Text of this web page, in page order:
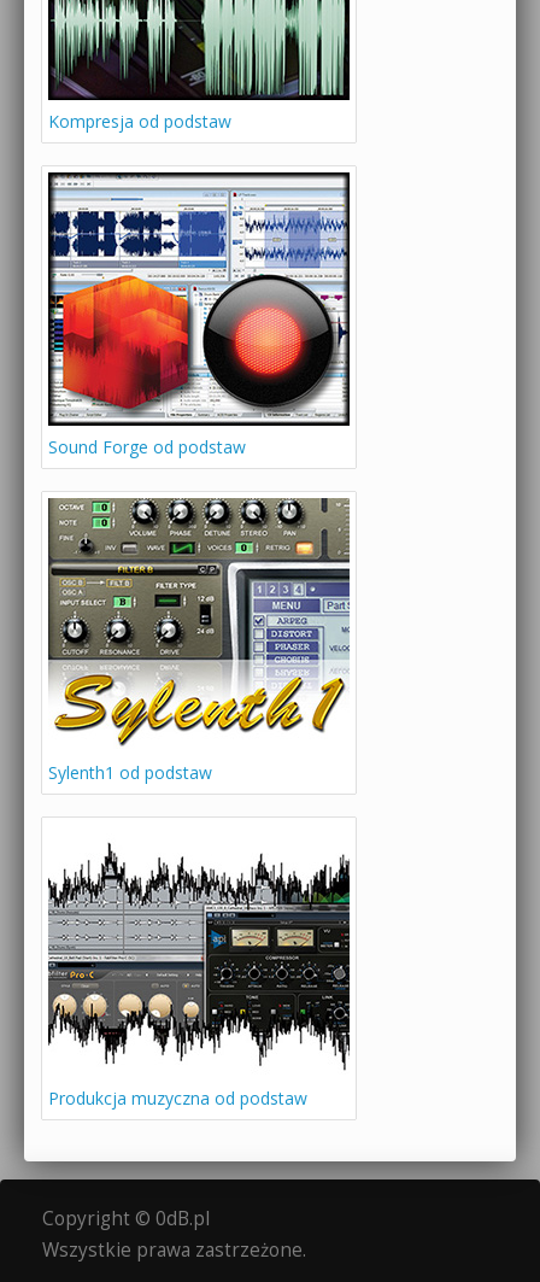
Kompresja od podstaw
Sound Forge od podstaw
Sylenth1 od podstaw
Produkcja muzyczna od podstaw
Copyright © 0dB.pl
Wszystkie prawa zastrzeżone.